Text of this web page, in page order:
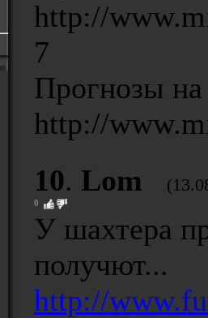
http://
7
Прогнозы
http://
10. Lom
0
У шахтера
получют...
http://